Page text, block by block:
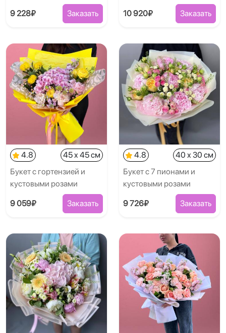
9 228₽ Заказать 10 920₽ Заказать
4.8
45 x 45 см
Букет с гортензией и
кустовыми розами
9 059₽ Заказать
4.8
40 x 30 см
Букет с 7 пионами и
кустовыми розами
9 726₽ Заказать